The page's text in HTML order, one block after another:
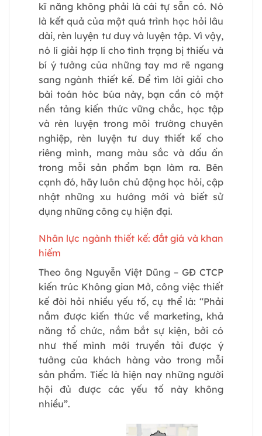
kĩ năng không phải là cái tự sẵn có. Nó
là kết quả của một quá trình học hỏi lâu
dài, rèn luyện tư duy và luyện tập. Vì vậy,
nó lí giải hợp lí cho tình trạng bị thiếu và
bí ý tưởng của những tay mơ rẽ ngang
sang ngành thiết kế. Để tìm lời giải cho
bài toán hóc búa này, bạn cần có một
nền tảng kiến thức vững chắc, học tập
và rèn luyện trong môi trường chuyên
nghiệp, rèn luyện tư duy thiết kế cho
riêng mình, mang màu sắc và dấu ấn
trong mỗi sản phẩm bạn làm ra. Bên
cạnh đó, hãy luôn chủ động học hỏi, cập
nhật những xu hướng mới và biết sử
dụng những công cụ hiện đại.
Nhân lực ngành thiết kế: đắt giá và khan
hiếm
Theo ông Nguyễn Việt Dũng – GĐ CTCP
kiến trúc Không gian Mở, công việc thiết
kế đòi hỏi nhiều yếu tố, cụ thể là: “Phải
nắm được kiến thức về marketing, khả
năng tổ chức, nắm bắt sự kiện, bởi có
như thế mình mới truyền tải được ý
tưởng của khách hàng vào trong mỗi
sản phẩm. Tiếc là hiện nay những người
hội đủ được các yếu tố này không
nhiều”.